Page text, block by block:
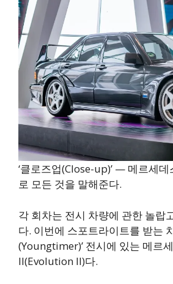
‘클로즈업(Close-up)’ — 메르세
로 모든 것을 말해준다.
각 회차는 전시 차량에 관한 놀랍
다. 이번에 스포트라이트를 받는
(Youngtimer)’ 전시에 있는 메르
II(Evolution II)다.